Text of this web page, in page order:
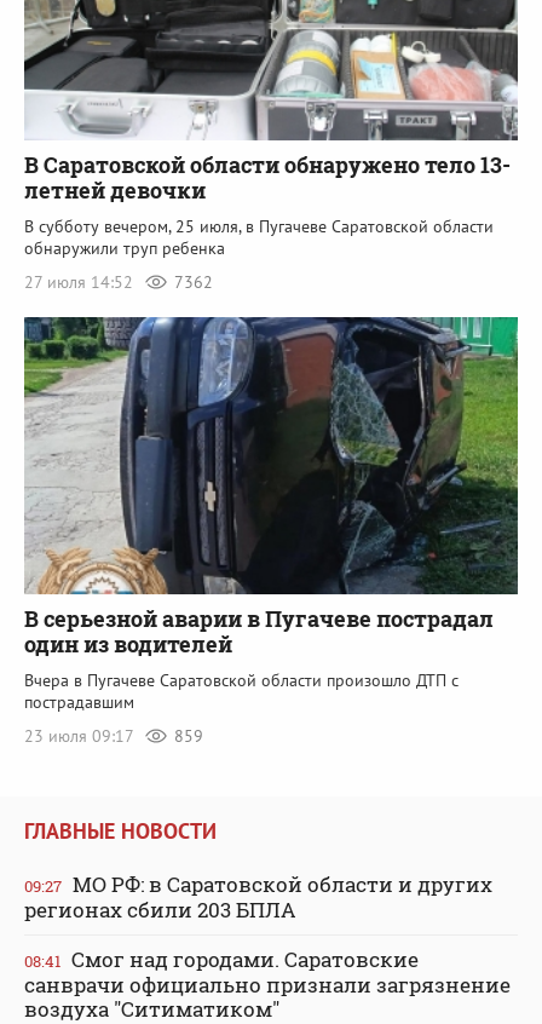
В Саратовской области обнаружено тело 13-
летней девочки
В субботу вечером, 25 июля, в Пугачеве Саратовской области
обнаружили труп ребенка
27 июля 14:52
7362
В серьезной аварии в Пугачеве пострадал
один из водителей
Вчера в Пугачеве Саратовской области произошло ДТП с
пострадавшим
23 июля 09:17
859
ГЛАВНЫЕ НОВОСТИ
09:27 МО РФ: в Саратовской области и других
регионах сбили 203 БПЛА
08:41 Смог над городами. Саратовские
санврачи официально признали загрязнение
воздуха "Ситиматиком"